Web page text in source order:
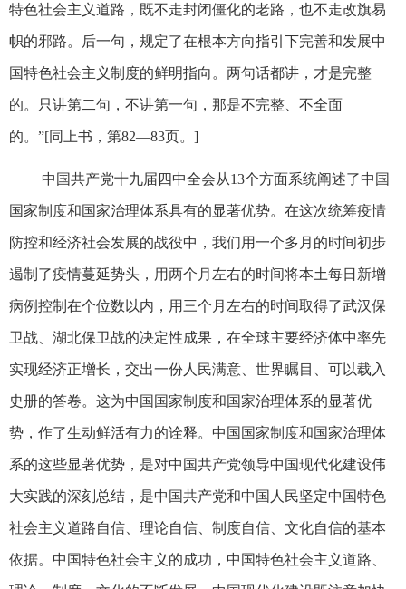
特色社会主义道路，既不走封闭僵化的老路，也不走改旗易
帜的邪路。后一句，规定了在根本方向指引下完善和发展中
国特色社会主义制度的鲜明指向。两句话都讲，才是完整
的。只讲第二句，不讲第一句，那是不完整、不全面
的。”[同上书，第82—83页。]
中国共产党十九届四中全会从13个方面系统阐述了中国
国家制度和国家治理体系具有的显著优势。在这次统筹疫情
防控和经济社会发展的战役中，我们用一个多月的时间初步
遏制了疫情蔓延势头，用两个月左右的时间将本土每日新增
病例控制在个位数以内，用三个月左右的时间取得了武汉保
卫战、湖北保卫战的决定性成果，在全球主要经济体中率先
实现经济正增长，交出一份人民满意、世界瞩目、可以载入
史册的答卷。这为中国国家制度和国家治理体系的显著优
势，作了生动鲜活有力的诠释。中国国家制度和国家治理体
系的这些显著优势，是对中国共产党领导中国现代化建设伟
大实践的深刻总结，是中国共产党和中国人民坚定中国特色
社会主义道路自信、理论自信、制度自信、文化自信的基本
依据。中国特色社会主义的成功，中国特色社会主义道路、